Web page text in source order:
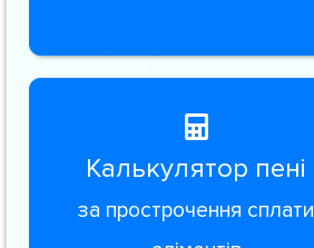
Калькулятор пені
за прострочення сплати